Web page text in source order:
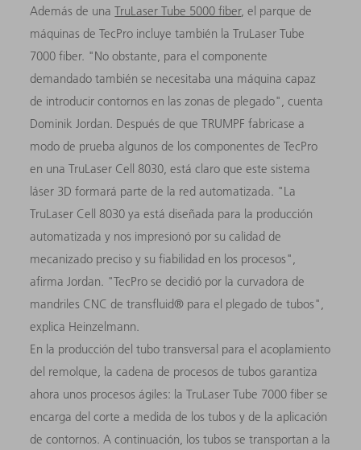
Además de unaTruLaser Tube 5000 fiber, el parque de
máquinas de TecPro incluye también la TruLaser Tube
7000 fiber. "No obstante, para el componente
demandado también se necesitaba una máquina capaz
de introducir contornos en las zonas de plegado", cuenta
Dominik Jordan. Después de que TRUMPF fabricase a
modo de prueba algunos de los componentes de TecPro
en una TruLaser Cell 8030, está claro que este sistema
láser 3D formará parte de la red automatizada. "La
TruLaser Cell 8030 ya está diseñada para la producción
automatizada y nos impresionó por su calidad de
mecanizado preciso y su fiabilidad en los procesos",
afirma Jordan. "TecPro se decidió por la curvadora de
mandriles CNC de transfluid® para el plegado de tubos",
explica Heinzelmann.
En la producción del tubo transversal para el acoplamiento
del remolque, la cadena de procesos de tubos garantiza
ahora unos procesos ágiles: la TruLaser Tube 7000 fiber se
encarga del corte a medida de los tubos y de la aplicación
de contornos. A continuación, los tubos se transportan a la